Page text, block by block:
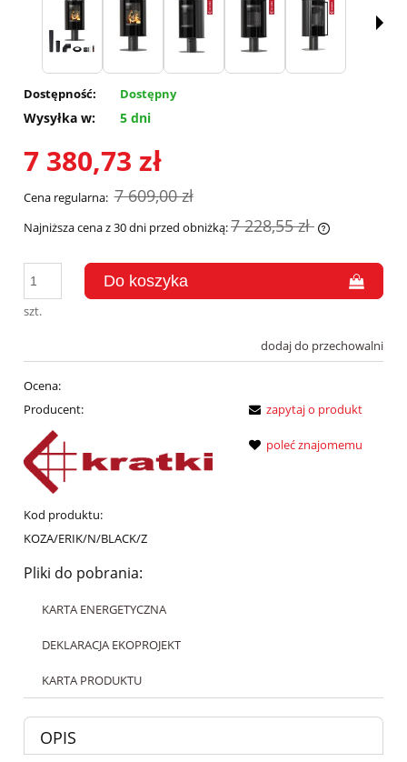
Dostępność: Dostępny
Wysyłka w: 5 dni
7 380,73 zł
Cena regularna: 7 609,00 zł
Najniższa cena z 30 dni przed obniżką:7 228,55 zł
30 dni,
momentu,
sprzedaży.
szt.
dodaj do przechowalni
Ocena:
Producent:
Kod produktu:
KOZA/ERIK/N/BLACK/Z
Pliki do pobrania:
KARTA ENERGETYCZNA
DEKLARACJA EKOPROJEKT
KARTA PRODUKTU
zapytaj o produkt
poleć znajomemu
OPIS